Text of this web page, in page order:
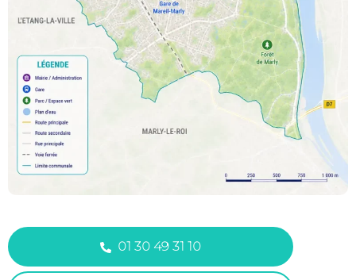
01 30 49 31 10